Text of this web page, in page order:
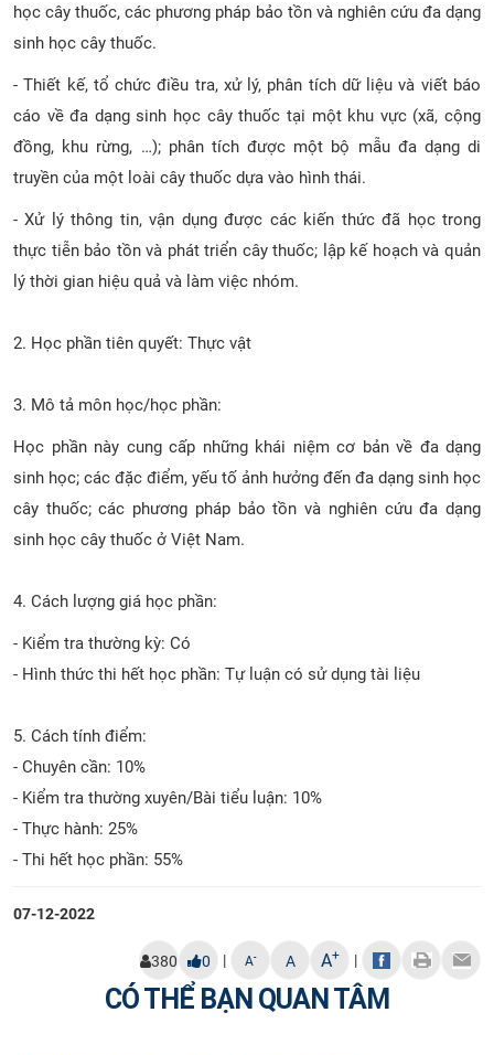
học cây thuốc, các phương pháp bảo tồn và nghiên cứu đa dạng
sinh học cây thuốc.
- Thiết kế, tổ chức điều tra, xử lý, phân tích dữ liệu và viết báo
cáo về đa dạng sinh học cây thuốc tại một khu vực (xã, cộng
đồng, khu rừng, …); phân tích được một bộ mẫu đa dạng di
truyền của một loài cây thuốc dựa vào hình thái.
- Xử lý thông tin, vận dụng được các kiến thức đã học trong
thực tiễn bảo tồn và phát triển cây thuốc; lập kế hoạch và quản
lý thời gian hiệu quả và làm việc nhóm.
2. Học phần tiên quyết: Thực vật
3. Mô tả môn học/học phần:
Học phần này cung cấp những khái niệm cơ bản về đa dạng
sinh học; các đặc điểm, yếu tố ảnh hưởng đến đa dạng sinh học
cây thuốc; các phương pháp bảo tồn và nghiên cứu đa dạng
sinh học cây thuốc ở Việt Nam.
4. Cách lượng giá học phần:
- Kiểm tra thường kỳ: Có
- Hình thức thi hết học phần: Tự luận có sử dụng tài liệu
5. Cách tính điểm:
- Chuyên cần: 10%
- Kiểm tra thường xuyên/Bài tiểu luận: 10%
- Thực hành: 25%
- Thi hết học phần: 55%
07-12-2022
380 0 | A- A A+ |
CÓ THỂ BẠN QUAN TÂM